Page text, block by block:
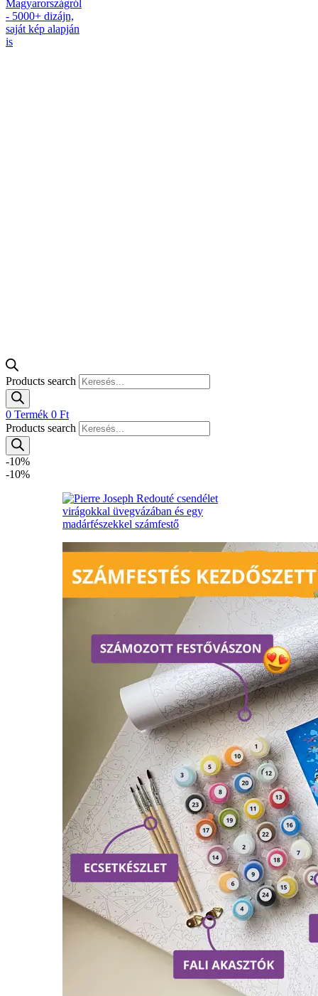
Products search
0 Termék 0 Ft
Products search
-10%
-10%